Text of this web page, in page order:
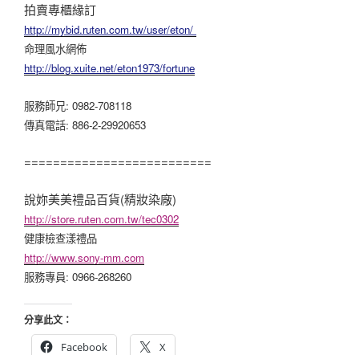
拍賣專櫃緣訂
http://mybid.ruten.com.tw/user/eton/
命理風水網佈
http://blog.xuite.net/eton1973/fortune
服務師兄: 0982-708118
傳真電話: 886-2-29920653
==========================
說妳美美禮品百貨(精妝染廠)
http://store.ruten.com.tw/tec0302
健康檢查漾禮品
http://www.sony-mm.com
服務專員: 0966-268260
分享此文：
Facebook
X